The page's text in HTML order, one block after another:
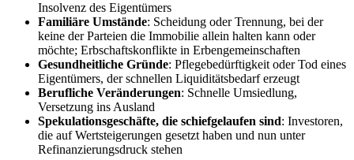
Insolvenz des Eigentümers
Familiäre Umstände: Scheidung oder Trennung, bei der
keine der Parteien die Immobilie allein halten kann oder
möchte; Erbschaftskonflikte in Erbengemeinschaften
Gesundheitliche Gründe: Pflegebedürftigkeit oder Tod eines
Eigentümers, der schnellen Liquiditätsbedarf erzeugt
Berufliche Veränderungen: Schnelle Umsiedlung,
Versetzung ins Ausland
Spekulationsgeschäfte, die schiefgelaufen sind: Investoren,
die auf Wertsteigerungen gesetzt haben und nun unter
Refinanzierungsdruck stehen